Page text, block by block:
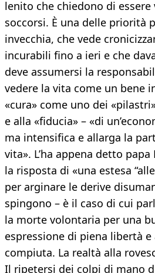
lenito che chiedono di
soccorsi. È una delle priorità
invecchia, che vede
incurabili fino a ieri e che
deve assumersi la
vedere la vita come un bene
«cura» come uno dei
e alla «fiducia» – «di
ma intensifica e allarga la
vita». L’ha appena detto
la risposta di «una estesa
per arginare le derive
spingono – è il caso di cui
la morte volontaria per una
espressione di piena libertà
compiuta. La realtà alla
Il ripetersi dei colpi di mano